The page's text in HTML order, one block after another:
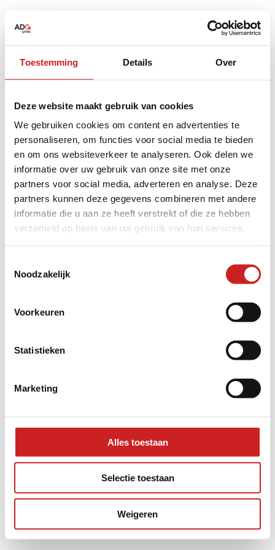
Toestemming Details Over
Deze website maakt gebruik van cookies
We gebruiken cookies om content en advertenties te
personaliseren, om functies voor social media te bieden
en om ons websiteverkeer te analyseren. Ook delen we
informatie over uw gebruik van onze site met onze
partners voor social media, adverteren en analyse. Deze
partners kunnen deze gegevens combineren met andere
informatie die u aan ze heeft verstrekt of die ze hebben
verzameld op basis van uw gebruik van hun services.
Noodzakelijk
Voorkeuren
Statistieken
Marketing
Alles toestaan
Selectie toestaan
Weigeren
loadingwww.adggroep.nl
for more